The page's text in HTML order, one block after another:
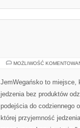
MOŻLIWOŚĆ
JemWegańsko to miejsce,
jedzenia bez produktów
podejścia do codziennego
której przyjemność